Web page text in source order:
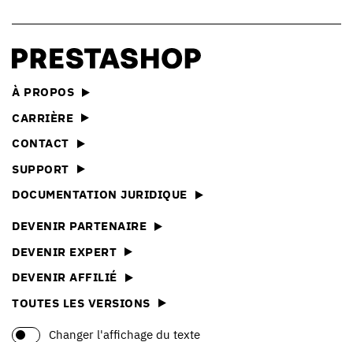
À PROPOS
CARRIÈRE
CONTACT
SUPPORT
DOCUMENTATION JURIDIQUE
DEVENIR PARTENAIRE
DEVENIR EXPERT
DEVENIR AFFILIÉ
TOUTES LES VERSIONS
Changer l'affichage du texte